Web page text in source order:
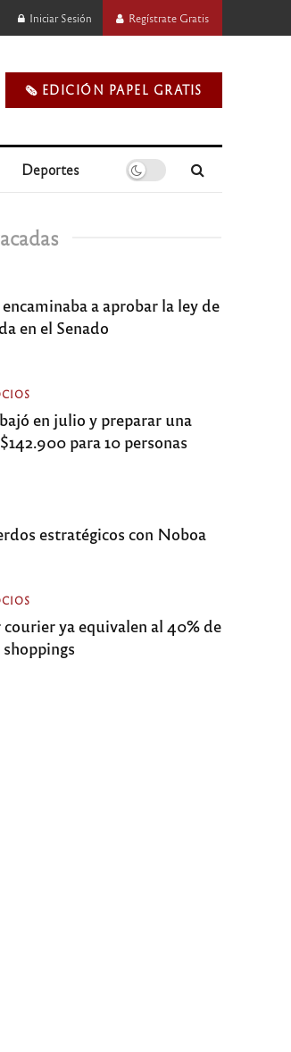
Iniciar Sesión Regístrate Gratis
🗞️ EDICIÓN PAPEL GRATIS
Deportes
a aprobar la ley de
en el Senado
en julio y preparar una
para 10 personas
estratégicos con Noboa
courier ya equivalen al 40% de